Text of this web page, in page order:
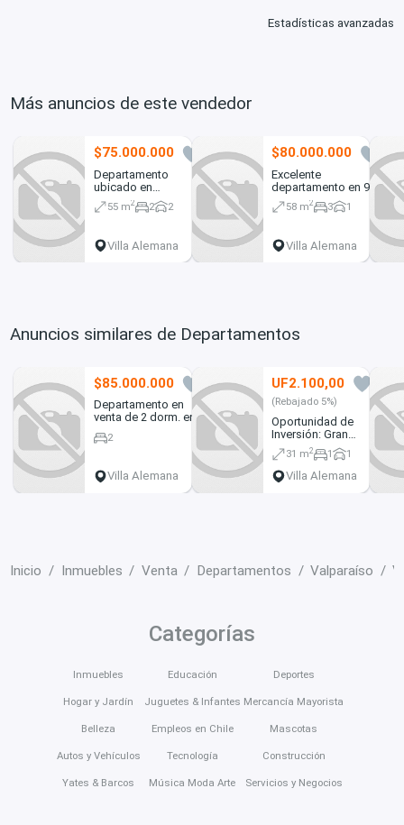
Estadísticas avanzadas
Más anuncios de este vendedor
$75.000.000
0
Departamento
ubicado en
Peñablanca, Las
Acacias. Cod-2429
55 m2 2 2
Villa Alemana
$80.000.000
0
Excelente
departamento en 9no
piso, 3 dormitorios.
Cod-2424
58 m2 3 1
Villa Alemana
Anuncios similares de Departamentos
$85.000.000
0
Departamento en
venta de 2 dorm. en
2
Villa Alemana
UF2.100,00
(Rebajado 5%)
Oportunidad de
Inversión: Gran
Plusvalía (164274)
31 m2 1 1
Villa Alemana
Inicio Inmuebles Venta Departamentos Valparaíso
Categorías
Inmuebles
Hogar y Jardín
Belleza
Autos y Vehículos
Yates & Barcos
Educación
Juguetes & Infantes
Empleos en Chile
Tecnología
Música Moda Arte
Deportes
Mercancía Mayorista
Mascotas
Construcción
Servicios y Negocios